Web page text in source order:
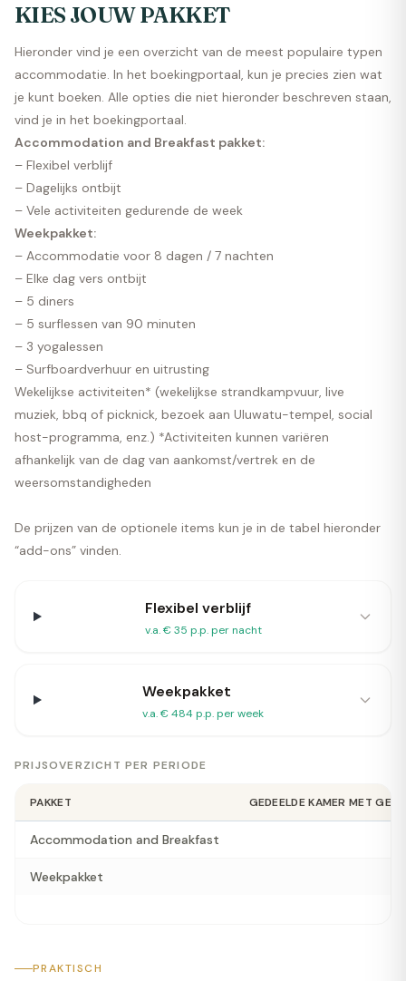
KIES JOUW PAKKET
Hieronder vind je een overzicht van de meest populaire typen
accommodatie. In het boekingportaal, kun je precies zien wat
je kunt boeken. Alle opties die niet hieronder beschreven staan,
vind je in het boekingportaal.
Accommodation and Breakfast pakket:
– Flexibel verblijf
– Dagelijks ontbijt
– Vele activiteiten gedurende de week
Weekpakket:
– Accommodatie voor 8 dagen / 7 nachten
– Elke dag vers ontbijt
– 5 diners
– 5 surflessen van 90 minuten
– 3 yogalessen
– Surfboardverhuur en uitrusting
Wekelijkse activiteiten* (wekelijkse strandkampvuur, live
muziek, bbq of picknick, bezoek aan Uluwatu-tempel, social
host-programma, enz.) *Activiteiten kunnen variëren
afhankelijk van de dag van aankomst/vertrek en de
weersomstandigheden
De prijzen van de optionele items kun je in de tabel hieronder
“add-ons” vinden.
Flexibel verblijf
v.a. € 35 p.p. per nacht
Weekpakket
v.a. € 484 p.p. per week
PRIJSOVERZICHT PER PERIODE
PAKKET GEDEELDE KAMER MET
Accommodation and Breakfast
Weekpakket
PRAKTISCH